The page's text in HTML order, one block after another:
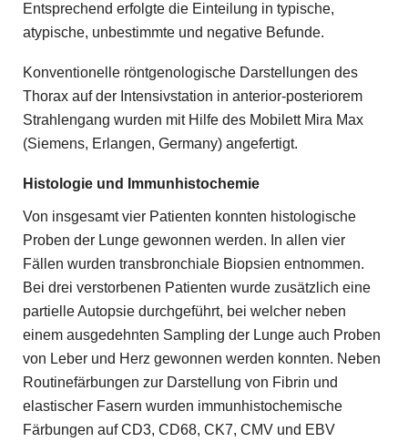
Entsprechend erfolgte die Einteilung in typische,
atypische, unbestimmte und negative Befunde.
Konventionelle röntgenologische Darstellungen des
Thorax auf der Intensivstation in anterior-posteriorem
Strahlengang wurden mit Hilfe des Mobilett Mira Max
(Siemens, Erlangen, Germany) angefertigt.
Histologie und Immunhistochemie
Von insgesamt vier Patienten konnten histologische
Proben der Lunge gewonnen werden. In allen vier
Fällen wurden transbronchiale Biopsien entnommen.
Bei drei verstorbenen Patienten wurde zusätzlich eine
partielle Autopsie durchgeführt, bei welcher neben
einem ausgedehnten Sampling der Lunge auch Proben
von Leber und Herz gewonnen werden konnten. Neben
Routinefärbungen zur Darstellung von Fibrin und
elastischer Fasern wurden immunhistochemische
Färbungen auf CD3, CD68, CK7, CMV und EBV